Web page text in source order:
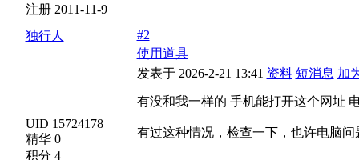
注册 2011-11-9
独行人
UID 15724178
精华 0
积分 4
#2
使用道具
发表于 2026-2-21 13:41 资料 短消息 加
有没和我一样的 手机能打开这个网址
有过这种情况，检查一下，也许电脑问